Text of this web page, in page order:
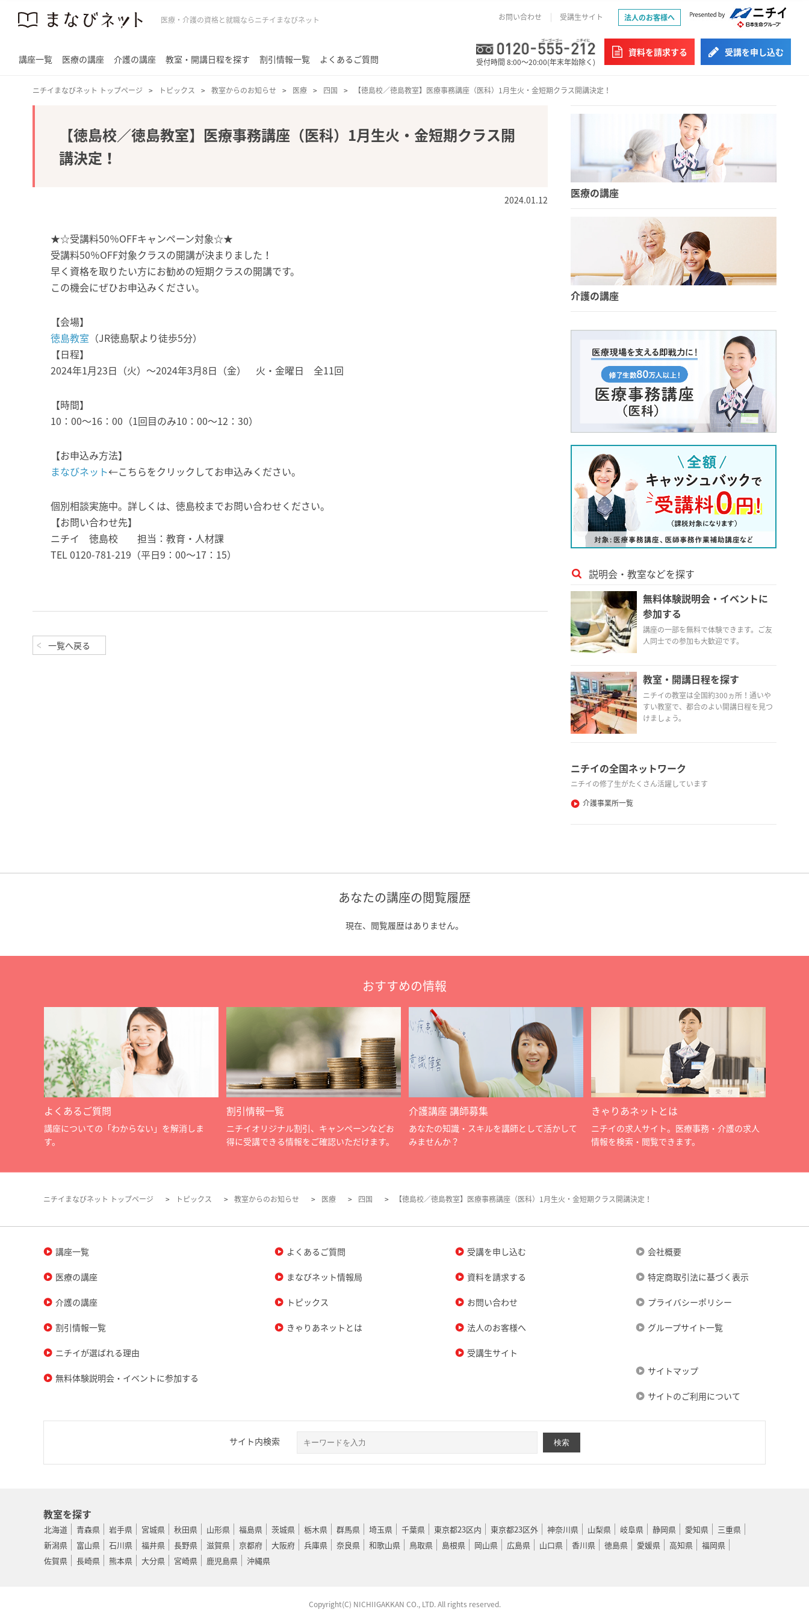
医療・介護の資格と就職ならニチイまなびネット お問い合わせ 受講生サイト 法人のお客様へ
講座一覧 医療の講座 介護の講座 教室・開講日程を探す 割引情報一覧 よくあるご質問 受付時間 8:00～20:00(年末年始除く)
資料を請求する 受講を申し込む
ニチイまなびネット トップページ トピックス 教室からのお知らせ 医療 四国 【徳島校／徳島教室】医療事務講座（医科）1月生火・金短期クラス開講決定！
【徳島校／徳島教室】医療事務講座（医科）1月生火・金短期クラス開
講決定！
2024.01.12
★☆受講料50％OFFキャンペーン対象☆★
受講料50％OFF対象クラスの開講が決まりました！
早く資格を取りたい方にお勧めの短期クラスの開講です。
この機会にぜひお申込みください。
【会場】
徳島教室 （JR徳島駅より徒歩5分）
【日程】
2024年1月23日（火）～2024年3月8日（金） 火・金曜日 全11回
【時間】
10：00～16：00（1回目のみ10：00～12：30）
【お申込み方法】
まなびネット←こちらをクリックしてお申込みください。
個別相談実施中。詳しくは、徳島校までお問い合わせください。
【お問い合わせ先】
ニチイ 徳島校 担当：教育・人材課
TEL 0120-781-219（平日9：00～17：15）
一覧へ戻る
医療の講座
介護の講座
説明会・教室などを探す
無料体験説明会・イベントに
参加する
講座の一部を無料で体験できます。ご友
人同士での参加も大歓迎です。
教室・開講日程を探す
ニチイの教室は全国約300ヵ所！通いや
すい教室で、都合のよい開講日程を見つ
けましょう。
ニチイの全国ネットワーク
ニチイの修了生がたくさん活躍しています
介護事業所一覧
あなたの講座の閲覧履歴
現在、閲覧履歴はありません。
おすすめの情報
よくあるご質問
講座についての「わからない」を解消しま
す。
割引情報一覧
ニチイオリジナル割引、キャンペーンなどお
得に受講できる情報をご確認いただけます。
介護講座 講師募集
あなたの知識・スキルを講師として活かして
みませんか？
きゃりあネットとは
ニチイの求人サイト。医療事務・介護の求人
情報を検索・閲覧できます。
ニチイまなびネット トップページ トピックス 教室からのお知らせ 医療 四国 【徳島校／徳島教室】医療事務講座（医科）1月生火・金短期クラス開講決定！
講座一覧
医療の講座
介護の講座
割引情報一覧
ニチイが選ばれる理由
無料体験説明会・イベントに参加する
よくあるご質問
まなびネット情報局
トピックス
きゃりあネットとは
受講を申し込む
資料を請求する
お問い合わせ
法人のお客様へ
受講生サイト
会社概要
特定商取引法に基づく表示
プライバシーポリシー
グループサイト一覧
サイトマップ
サイトのご利用について
サイト内検索
教室を探す
北海道 青森県 岩手県 宮城県 秋田県 山形県 福島県 茨城県 栃木県 群馬県 埼玉県 千葉県 東京都23区内 東京都23区外 神奈川県 山梨県 岐阜県 静岡県 愛知県
三重県
新潟県
富山県 石川県 福井県 長野県 滋賀県 京都府 大阪府 兵庫県 奈良県 和歌山県 鳥取県 島根県 岡山県 広島県 山口県 香川県 徳島県 愛媛県 高知県
福岡県
佐賀県
長崎県 熊本県 大分県 宮崎県 鹿児島県 沖縄県
Copyright(C) NICHIIGAKKAN CO., LTD. All rights reserved.